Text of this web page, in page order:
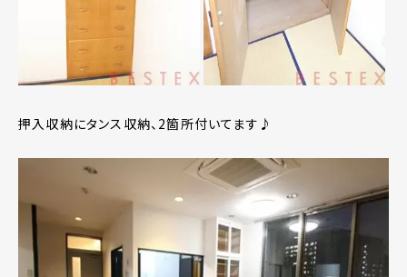
押入収納にタンス収納、2箇所付いてます♪